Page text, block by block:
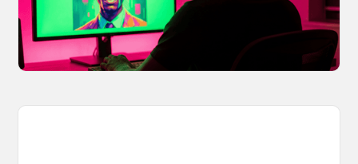
potential IP issues before they leave your
hands.
April 2, 2026